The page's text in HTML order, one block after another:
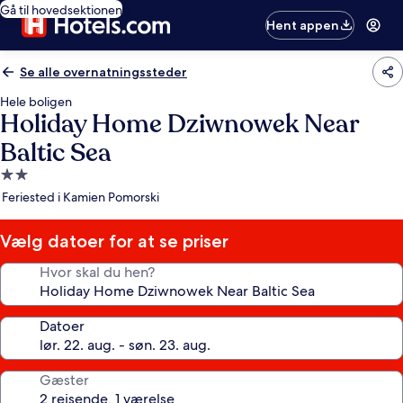
Gå til hovedsektionen
Hent appen
Se alle overnatningssteder
Hele boligen
Holiday Home Dziwnowek Near
Baltic Sea
2.0-
stjernet
Feriested i Kamien Pomorski
Vælg datoer for at se priser
Hvor skal du hen?
Datoer
Gæster